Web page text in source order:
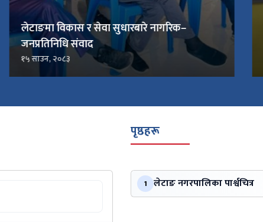
लेटाङमा विकास र सेवा सुधारबारे नागरिक–
जनप्रतिनिधि संवाद
१५ साउन, २०८३
पृष्ठहरू
1 लेटाङ नगरपालिका पार्श्वचित्र